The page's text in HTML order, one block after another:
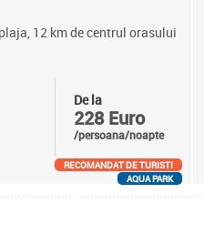
12 km de centrul orasului
De la
228 Euro
/persoana/noapte
RECOMANDAT DE TURISTI
AQUA PARK